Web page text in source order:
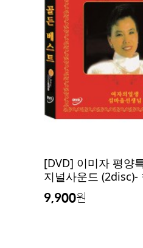
[DVD] 이미자 평양
지널사운드 (2disc)-
9,900원